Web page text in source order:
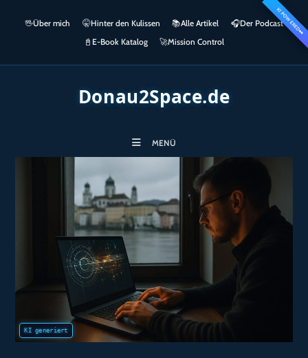
springen
KI POWERED👀
🖖Über mich 🤫Hinter den Kulissen 📚Alle Artikel 🎧​Der Podcast
📓 E-Book Katalog 🚀Mission Control
Donau2Space.de
MENÜ